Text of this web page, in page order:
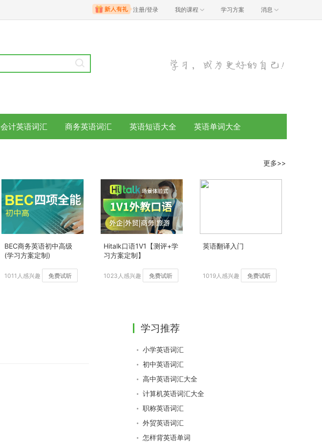
注册/登录 我的课程 学习方案 消息
会计英语词汇 商务英语词汇 英语短语大全 英语单词大全
更多>>
BEC商务英语初中高级
(学习方案定制)
1011人感兴趣 免费试听
Hitalk口语1V1【测评+学
习方案定制】
1023人感兴趣 免费试听
英语翻译入门
1019人感兴趣 免费试听
学习推荐
小学英语词汇
初中英语词汇
高中英语词汇大全
计算机英语词汇大全
职称英语词汇
外贸英语词汇
怎样背英语单词